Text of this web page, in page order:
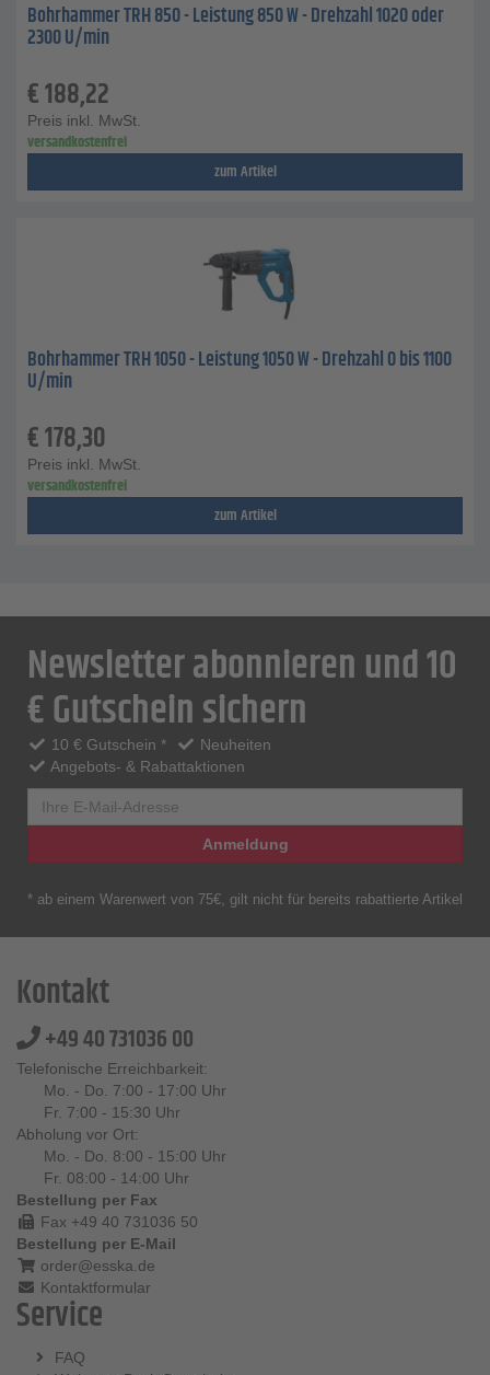
Bohrhammer TRH 850 - Leistung 850 W - Drehzahl 1020 oder
2300 U/min
€188,22
Preis inkl. MwSt.
versandkostenfrei
zum Artikel
Bohrhammer TRH 1050 - Leistung 1050 W - Drehzahl 0 bis 1100
U/min
€178,30
Preis inkl. MwSt.
versandkostenfrei
zum Artikel
Newsletter abonnieren und 10
€ Gutschein sichern
10 € Gutschein *
Neuheiten
Angebots- & Rabattaktionen
Anmeldung
* ab einem Warenwert von 75€, gilt nicht für bereits rabattierte Artikel
Kontakt
+49 40 731036 00
Telefonische Erreichbarkeit:
Mo. - Do. 7:00 - 17:00 Uhr
Fr. 7:00 - 15:30 Uhr
Abholung vor Ort:
Mo. - Do. 8:00 - 15:00 Uhr
Fr. 08:00 - 14:00 Uhr
Bestellung per Fax
Fax +49 40 731036 50
Bestellung per E-Mail
order@esska.de
Kontaktformular
Service
FAQ